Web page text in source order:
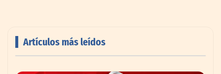
Artículos más leídos